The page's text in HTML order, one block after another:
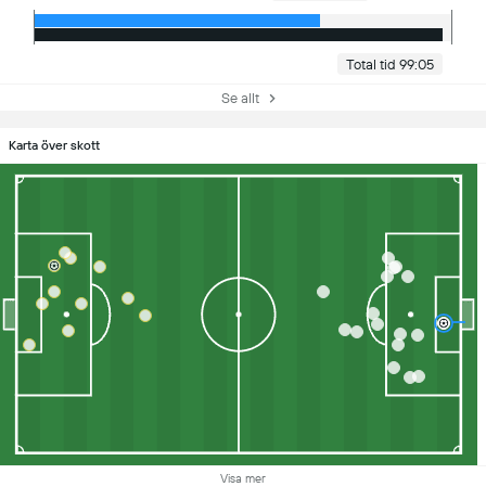
Total tid 99:05
Se allt
Karta över skott
Visa mer